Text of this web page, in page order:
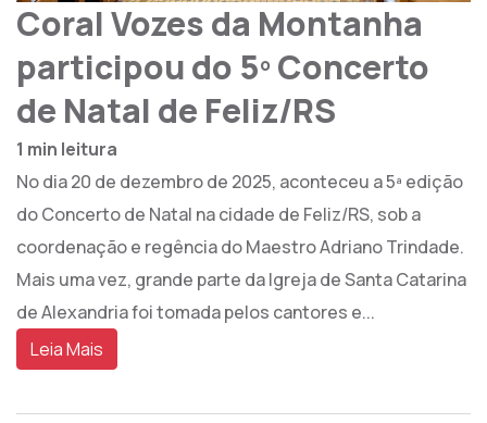
Coral Vozes da Montanha
participou do 5º Concerto
de Natal de Feliz/RS
1 min leitura
No dia 20 de dezembro de 2025, aconteceu a 5ª edição
do Concerto de Natal na cidade de Feliz/RS, sob a
coordenação e regência do Maestro Adriano Trindade.
Mais uma vez, grande parte da Igreja de Santa Catarina
de Alexandria foi tomada pelos cantores e...
Leia Mais